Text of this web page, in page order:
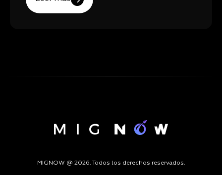
MIGNOW @ 2026. Todos los derechos reservados.